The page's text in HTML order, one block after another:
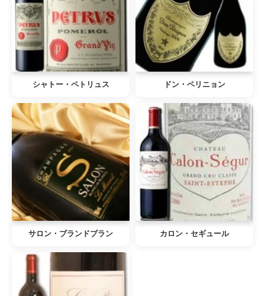
シャトー・ペトリュス ドン・ペリニョン
サロン・ブランドブラン カロン・セギュール